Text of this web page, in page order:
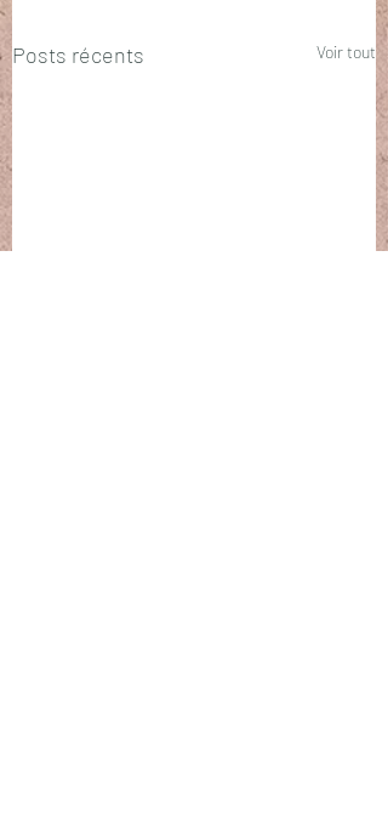
Posts récents Voir tout